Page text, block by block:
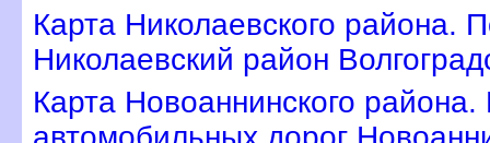
Карта Николаевского района.
Николаевский район
Карта Новоаннинского